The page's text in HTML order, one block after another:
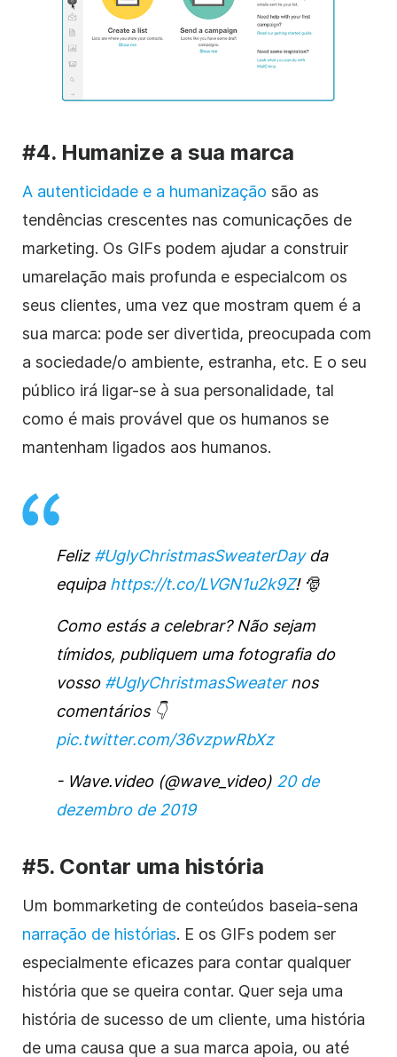
#4. Humanize a sua marca
A autenticidade e a humanização são as
tendências crescentes nas comunicações de
marketing. Os GIFs podem ajudar a construir
umarelação mais profunda e especialcom os
seus clientes, uma vez que mostram quem é a
sua marca: pode ser divertida, preocupada com
a sociedade/o ambiente, estranha, etc. E o seu
público irá ligar-se à sua personalidade, tal
como é mais provável que os humanos se
mantenham ligados aos humanos.
Feliz #UglyChristmasSweaterDayda
equipa https://t.co/LVGN1u2k9Z! 🎅
Como estás a celebrar? Não sejam
tímidos, publiquem uma fotografia do
vosso #UglyChristmasSweaternos
comentários 👇
pic.twitter.com/36vzpwRbXz
- Wave.video (@wave_video) 20 de
dezembro de 2019
#5. Contar uma história
Um bommarketing de conteúdos baseia-sena
narração de histórias. E os GIFs podem ser
especialmente eficazes para contar qualquer
história que se queira contar. Quer seja uma
história de sucesso de um cliente, uma história
de uma causa que a sua marca apoia, ou até